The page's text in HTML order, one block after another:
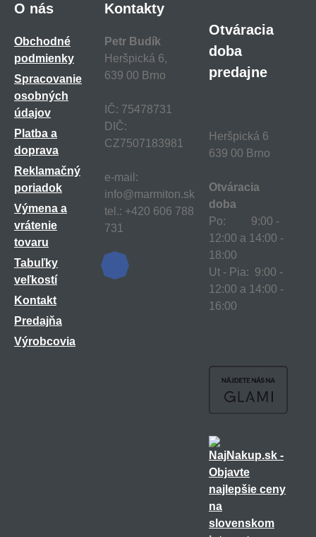
O nás
Obchodné
podmienky
Spracovanie
osobných
údajov
Platba a
doprava
Reklamačný
poriadok
Výmena a
vrátenie
tovaru
Tabuľky
veľkostí
Kontakt
Predajňa
Výrobcovia
Kontakty
Petr Budík
Heršpická 6,
639 00 Brno
IČ: 75478731
DIČ:
CZ7507183981
e-mail:
info@marmiton.sk
tel.: +420 606 788
731
Otváracia
doba
predajne
Heršpická 6
639 00 Brno
Otváracia
doba
Po: 9:00 -
12:00 a 14:00 -
18:00
Ut - Pia: 9:00 -
12:00 a 14:00 -
16:00